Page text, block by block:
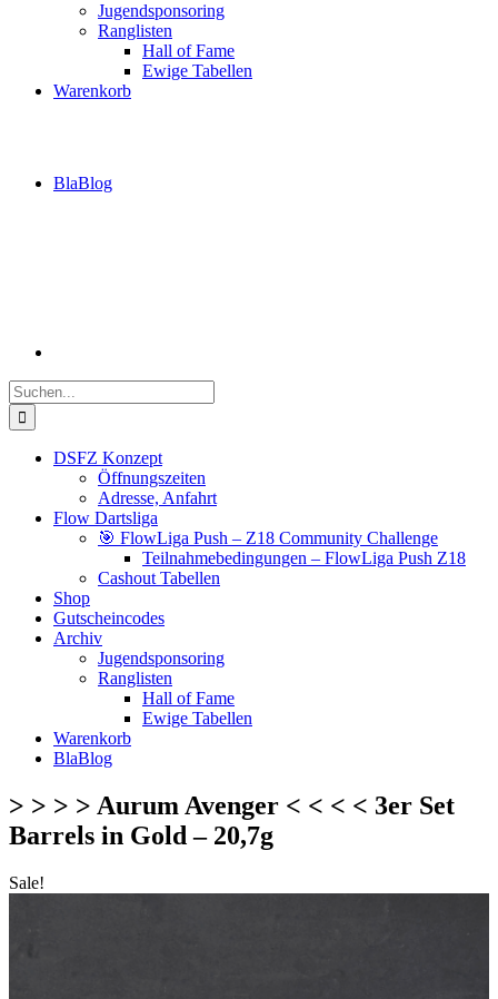
Jugendsponsoring
Ranglisten
Hall of Fame
Ewige Tabellen
Warenkorb
BlaBlog
Suche
nach:
DSFZ Konzept
Öffnungszeiten
Adresse, Anfahrt
Flow Dartsliga
🎯 FlowLiga Push – Z18 Community Challenge
Teilnahmebedingungen – FlowLiga Push Z18
Cashout Tabellen
Shop
Gutscheincodes
Archiv
Jugendsponsoring
Ranglisten
Hall of Fame
Ewige Tabellen
Warenkorb
BlaBlog
> > > > Aurum Avenger < < < < 3er Set
Barrels in Gold – 20,7g
Sale!